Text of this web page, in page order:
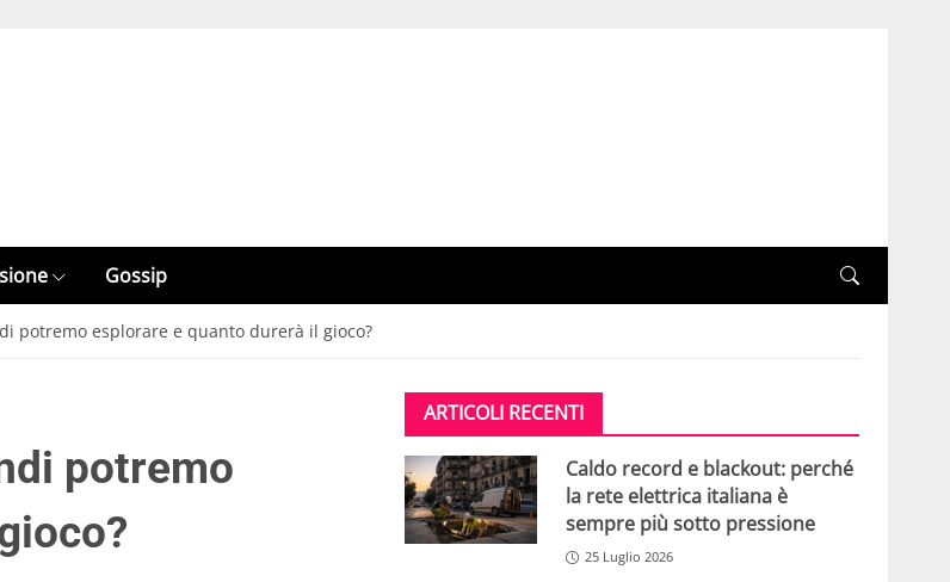
Gossip
potremo esplorare e quanto durerà il gioco?
potremo
ARTICOLI RECENTI
Caldo record e blackout: perché
la rete elettrica italiana è
sempre più sotto pressione
25 Luglio 2026